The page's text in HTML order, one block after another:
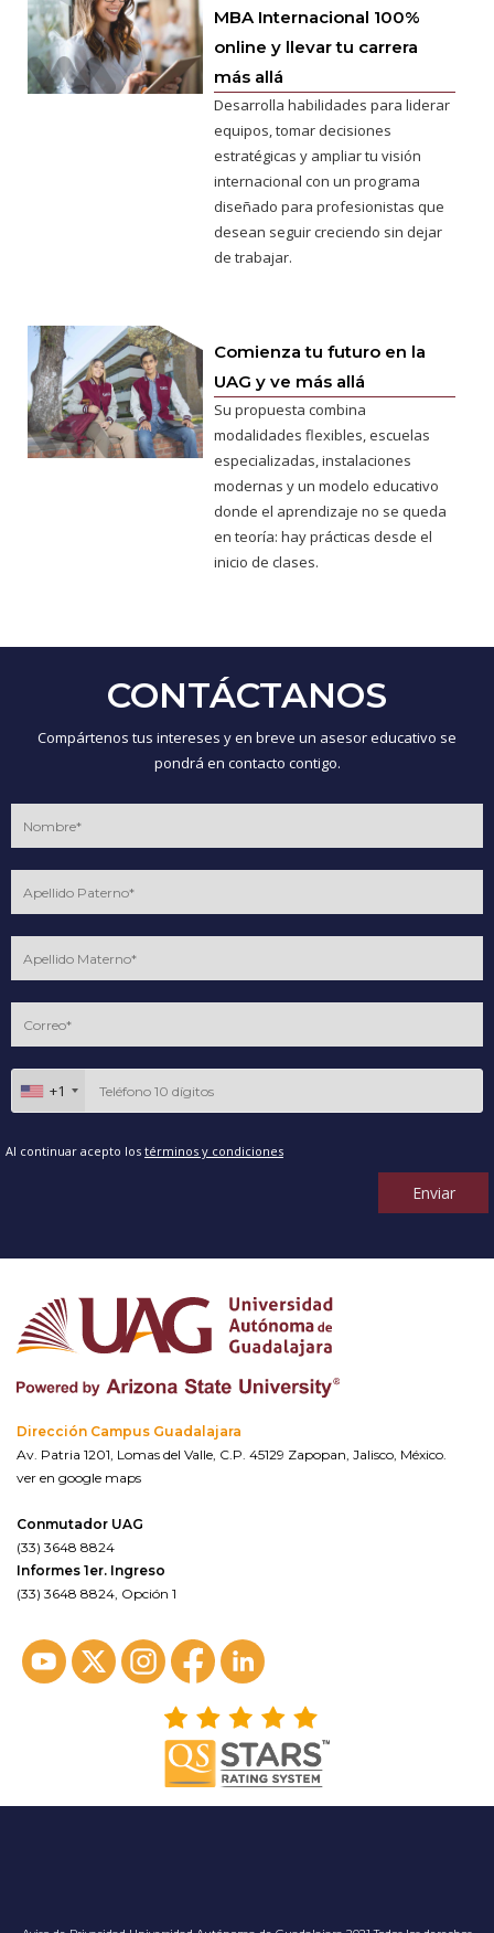
MBA Internacional 100%
online y llevar tu carrera
más allá
Desarrolla habilidades para liderar
equipos, tomar decisiones
estratégicas y ampliar tu visión
internacional con un programa
diseñado para profesionistas que
desean seguir creciendo sin dejar
de trabajar.
Comienza tu futuro en la
UAG y ve más allá
Su propuesta combina
modalidades flexibles, escuelas
especializadas, instalaciones
modernas y un modelo educativo
donde el aprendizaje no se queda
en teoría: hay prácticas desde el
inicio de clases.
CONTÁCTANOS
Compártenos tus intereses y en breve un asesor educativo se
pondrá en contacto contigo.
+1
Al continuar acepto los términos y condiciones
Enviar
Dirección Campus Guadalajara
Av. Patria 1201, Lomas del Valle, C.P. 45129 Zapopan, Jalisco, México.
ver en google maps
Conmutador UAG
(33) 3648 8824
Informes 1er. Ingreso
(33) 3648 8824, Opción 1